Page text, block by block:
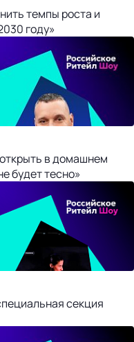
темпы роста и
году»
в домашнем
будет тесно»
секция